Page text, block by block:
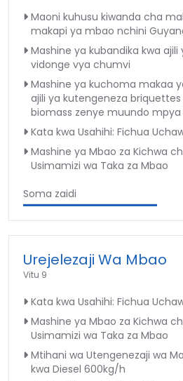
Maoni kuhusu kiwanda cha
makapi ya mbao nchini
Mashine ya kubandika kwa
vidonge vya chumvi
Mashine ya kuchoma makaa
ajili ya kutengeneza briquettes
biomass zenye muundo mpya
Kata kwa Usahihi: Fichua
Mashine ya Mbao za Kichwa
Usimamizi wa Taka za Mbao
Soma zaidi
Urejelezaji Wa Mbao
Vitu 9
Kata kwa Usahihi: Fichua
Mashine ya Mbao za Kichwa
Usimamizi wa Taka za Mbao
Mtihani wa Utengenezaji wa
kwa Diesel 600kg/h